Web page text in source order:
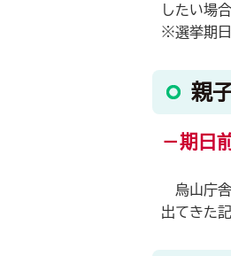
したい場
※選挙期日
親
－期日
烏山庁舎
出てきた